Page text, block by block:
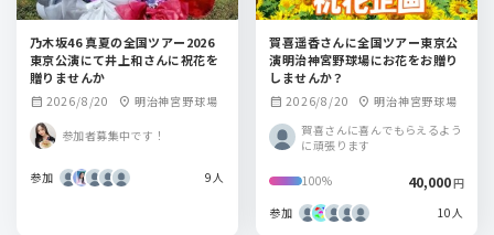
乃木坂46 真夏の全国ツアー2026
東京公演にて井上和さんに祝花を
贈りませんか
calendar_month 2026/8/20 location_on 明治神宮野球場
参加者募集中です！
参加 9人
賀喜遥香さんに全国ツアー東京公
演明治神宮野球場にお花をお贈り
しませんか？
calendar_month 2026/8/20 location_on 明治神宮野球場
賀喜さんに喜んでもらえるよう
に頑張ります
100% 40,000円
参加
10人